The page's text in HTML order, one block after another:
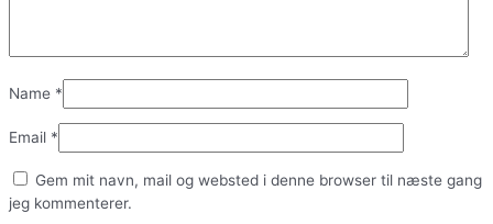
Name *
Email *
Gem mit navn, mail og websted i denne browser til næste gang
jeg kommenterer.